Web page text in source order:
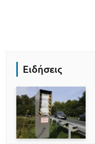
Ειδήσεις